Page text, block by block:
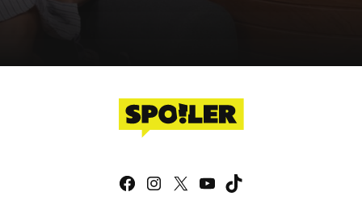
Facebook
Instagram
X YouTube